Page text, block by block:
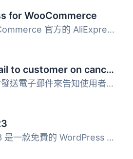
for WooCommerce
這是 WooCommerce 官方的 AliExpress 插件，讓您可以把您在 W...
Send email to customer on cancelled order in WooCommerce
這個外掛會發送電子郵件來告知使用者他的訂單已被取消或失敗...
Invoice123 是一款免費的 WordPress 外掛，可與 Invoice123（...